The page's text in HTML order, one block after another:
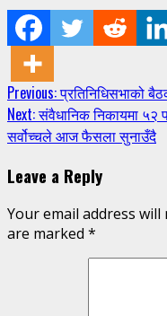
Continue
Reading
Previous:प्रतिनिधिसभाको
Next:संवैधानिक निकायमा ५२
सर्वोच्चले आज फैसला सुनाउँदै
Leave a Reply
Your email address
are marked *